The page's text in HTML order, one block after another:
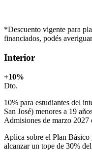
*Descuento vigente para
financiados, podés
Interior
+10%
Dto.
10% para estudiantes del
San José) menores a 19
Admisiones de marzo 2027
Aplica sobre el Plan Básico
alcanzar un tope de 30%